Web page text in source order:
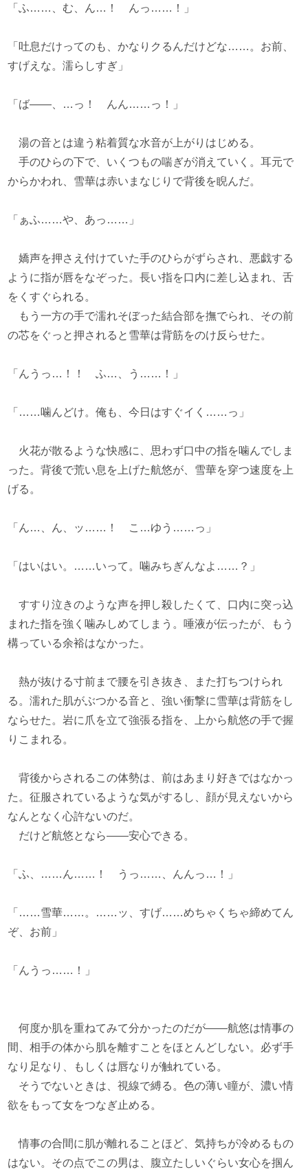
「ふ……、む、ん…！ んっ……！」
「吐息だけってのも、かなりクるんだけどな……。お前、
すげえな。濡らしすぎ」
「ば――、…っ！ んん……っ！」
湯の音とは違う粘着質な水音が上がりはじめる。
手のひらの下で、いくつもの喘ぎが消えていく。耳元で
からかわれ、雪華は赤いまなじりで背後を睨んだ。
「ぁふ……や、あっ……」
嬌声を押さえ付けていた手のひらがずらされ、悪戯する
ように指が唇をなぞった。長い指を口内に差し込まれ、舌
をくすぐられる。
もう一方の手で濡れそぼった結合部を撫でられ、その前
の芯をぐっと押されると雪華は背筋をのけ反らせた。
「んうっ…！！ ふ…、う……！」
「……噛んどけ。俺も、今日はすぐイく……っ」
火花が散るような快感に、思わず口中の指を噛んでしま
った。背後で荒い息を上げた航悠が、雪華を穿つ速度を上
げる。
「ん…、ん、ッ……！ こ…ゆう……っ」
「はいはい。……いって。噛みちぎんなよ……？」
すすり泣きのような声を押し殺したくて、口内に突っ込
まれた指を強く噛みしめてしまう。唾液が伝ったが、もう
構っている余裕はなかった。
熱が抜ける寸前まで腰を引き抜き、また打ちつけられ
る。濡れた肌がぶつかる音と、強い衝撃に雪華は背筋をし
ならせた。岩に爪を立て強張る指を、上から航悠の手で握
りこまれる。
背後からされるこの体勢は、前はあまり好きではなかっ
た。征服されているような気がするし、顔が見えないから
なんとなく心許ないのだ。
だけど航悠となら――安心できる。
「ふ、……ん……！ うっ……、んんっ…！」
「……雪華……。……ッ、すげ……めちゃくちゃ締めてん
ぞ、お前」
「んうっ……！」
何度か肌を重ねてみて分かったのだが――航悠は情事の
間、相手の体から肌を離すことをほとんどしない。必ず手
なり足なり、もしくは唇なりが触れている。
そうでないときは、視線で縛る。色の薄い瞳が、濃い情
欲をもって女をつなぎ止める。
情事の合間に肌が離れることほど、気持ちが冷めるもの
はない。その点でこの男は、腹立たしいぐらい女心を掴ん